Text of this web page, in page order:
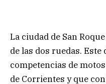
La ciudad de San
de las dos ruedas.
competencias de
de Corrientes y que